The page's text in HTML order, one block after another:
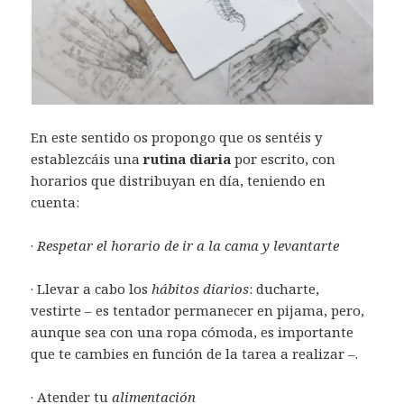
En este sentido os propongo que os sentéis y
establezcáis una rutina diaria por escrito, con
horarios que distribuyan en día, teniendo en
cuenta:
· Respetar el horario de ir a la cama y levantarte
· Llevar a cabo los hábitos diarios: ducharte,
vestirte – es tentador permanecer en pijama, pero,
aunque sea con una ropa cómoda, es importante
que te cambies en función de la tarea a realizar –.
· Atender tualimentación